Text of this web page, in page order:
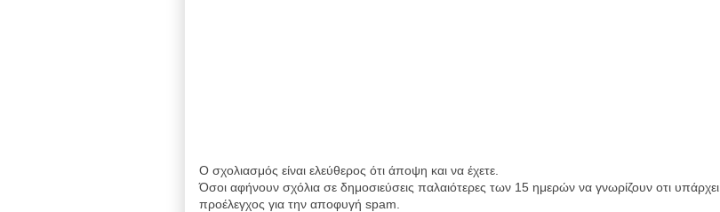
Ο σχολιασμός είναι ελεύθερος ότι άποψη και να έχετε.
Όσοι αφήνουν σχόλια σε δημοσιεύσεις παλαιότερες των 15 ημερών να γνωρίζουν οτι υπάρχει
προέλεγχος για την αποφυγή spam.